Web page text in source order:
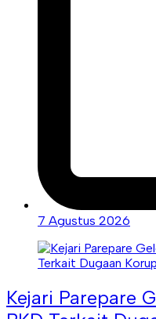
7 Agustus 2026
Kejari Parepare